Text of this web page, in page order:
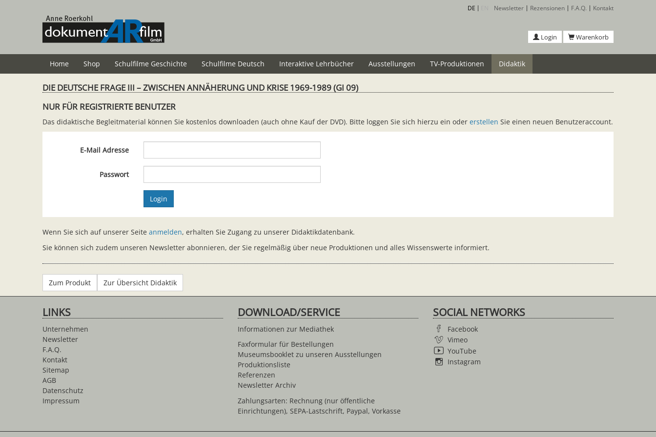
DE Newsletter Rezensionen F.A.Q. Kontakt
Login Warenkorb
Home Shop Schulfilme Geschichte Schulfilme Deutsch Interaktive Lehrbücher Ausstellungen TV-Produktionen Didaktik
DIE DEUTSCHE FRAGE III – ZWISCHEN ANNÄHERUNG UND KRISE 1969-1989 (GI 09)
NUR FÜR REGISTRIERTE BENUTZER
Das didaktische Begleitmaterial können Sie kostenlos downloaden (auch ohne Kauf der DVD). Bitte loggen Sie sich hierzu ein oder erstellen Sie einen neuen Benutzeraccount.
E-Mail Adresse
Passwort
Login
Wenn Sie sich auf unserer Seite anmelden, erhalten Sie Zugang zu unserer Didaktikdatenbank.
Sie können sich zudem unseren Newsletter abonnieren, der Sie regelmäßig über neue Produktionen und alles Wissenswerte informiert.
Zum Produkt Zur Übersicht Didaktik
LINKS
Unternehmen
Newsletter
F.A.Q.
Kontakt
Sitemap
AGB
Datenschutz
Impressum
DOWNLOAD/SERVICE
Informationen zur Mediathek
Faxformular für Bestellungen
Museumsbooklet zu unseren Ausstellungen
Produktionsliste
Referenzen
Newsletter Archiv
Zahlungsarten: Rechnung (nur öffentliche
Einrichtungen), SEPA-Lastschrift, Paypal, Vorkasse
SOCIAL NETWORKS
Facebook
Vimeo
YouTube
Instagram